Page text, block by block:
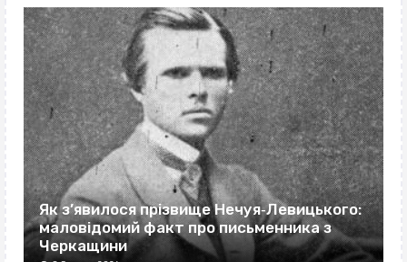
Як з’явилося прізвище Нечуя‐Левицького:
маловідомий факт про письменника з
Черкащини